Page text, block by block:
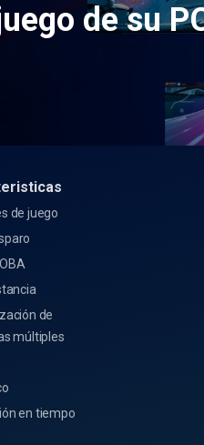
de su
de juego
de
múltiples
en tiempo